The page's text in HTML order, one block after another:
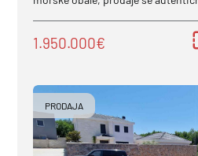
1.950.000€
PRODAJA